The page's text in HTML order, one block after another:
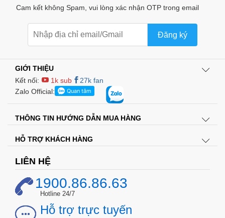
Cam kết không Spam, vui lòng xác nhận OTP trong email
Đăng ký
GIỚI THIỆU
Kết nối:
1k sub
27k fan
Zalo Official:
THÔNG TIN HƯỚNG DẪN MUA HÀNG
HỖ TRỢ KHÁCH HÀNG
LIÊN HỆ
1900.86.86.63
Hotline 24/7
Hỗ trợ trực tuyến